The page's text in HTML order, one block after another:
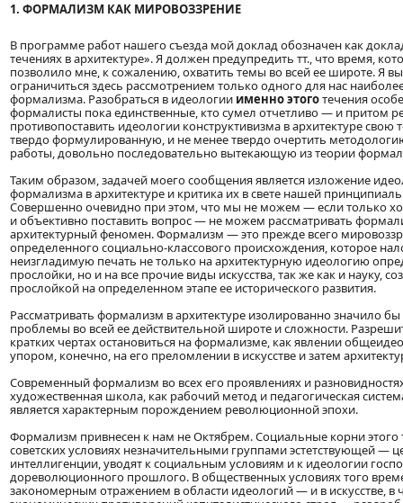
1. ФОРМАЛИЗМ КАК МИРОВОЗЗРЕНИЕ
В программе работ нашего съезда мой доклад обозначен как
течениях в архитектуре». Я должен предупредить тт., что время,
позволило мне, к сожалению, охватить темы во всей ее широте. Я
ограничиться здесь рассмотрением только одного для нас
формализма. Разобраться в идеологии именно этоготечения
формалисты пока единственные, кто сумел отчетливо — и притом
противопоставить идеологии конструктивизма в архитектуре свою
твердо формулированную, и не менее твердо очертить
работы, довольно последовательно вытекающую из теории
Таким образом, задачей моего сообщения является изложение
формализма в архитектуре и критика их в свете нашей
Совершенно очевидно при этом, что мы не можем — если только
и объективно поставить вопрос — не можем рассматривать
архитектурный феномен. Формализм — это прежде всего
определенного социально-классового происхождения, которое
неизгладимую печать не только на архитектурную идеологию
прослойки, но и на все прочие виды искусства, так же как и науку,
прослойкой на определенном этапе ее исторического развития.
Рассматривать формализм в архитектуре изолированно значило бы
проблемы во всей ее действительной широте и сложности.
кратких чертах остановиться на формализме, как явлении
упором, конечно, на его преломлении в искусстве и затем
Современный формализм во всех его проявлениях и
художественная школа, как рабочий метод и педагогическая
является характерным порождением революционной эпохи.
Формализм привнесен к нам не Октябрем. Социальные корни этого
советских условиях незначительными группами эстетствующей —
интеллигенции, уводят к социальным условиям и к идеологии
дореволюционного прошлого. В общественных условиях того
закономерным отражением в области идеологий — и в искусстве, в